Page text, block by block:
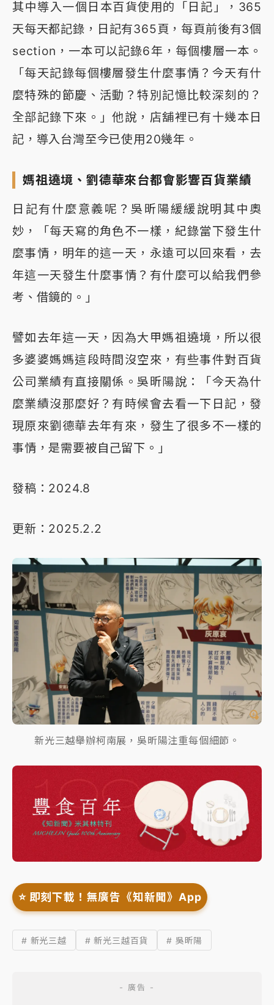
其中導入一個日本百貨使用的「日記」，365
天每天都記錄，日記有365頁，每頁前後有3個
section，一本可以記錄6年，每個樓層一本。
「每天記錄每個樓層發生什麼事情？今天有什
麼特殊的節慶、活動？特別記憶比較深刻的？
全部記錄下來。」他說，店舖裡已有十幾本日
記，導入台灣至今已使用20幾年。
媽祖遶境、劉德華來台都會影響百貨業績
日記有什麼意義呢？吳昕陽緩緩說明其中奧
妙，「每天寫的角色不一樣，紀錄當下發生什
麼事情，明年的這一天，永遠可以回來看，去
年這一天發生什麼事情？有什麼可以給我們參
考、借鏡的。」
譬如去年這一天，因為大甲媽祖遶境，所以很
多婆婆媽媽這段時間沒空來，有些事件對百貨
公司業績有直接關係。吳昕陽說：「今天為什
麼業績沒那麼好？有時候會去看一下日記，發
現原來劉德華去年有來，發生了很多不一樣的
事情，是需要被自己留下。」
發稿：2024.8
更新：2025.2.2
新光三越舉辦柯南展，吳昕陽注重每個細節。
⭐️ 即刻下載！無廣告《知新聞》App
# 新光三越 # 新光三越百貨 # 吳昕陽